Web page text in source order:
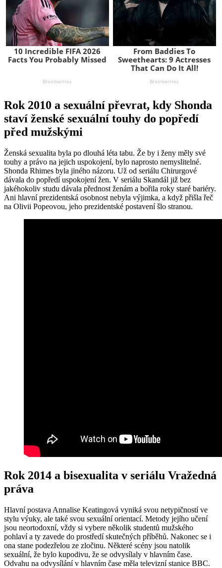
Rok 2010 a sexuální převrat, kdy Shonda
staví ženské sexuální touhy do popředí
před mužskými
Ženská sexualita byla po dlouhá léta tabu. Že by i ženy měly své
touhy a právo na jejich uspokojení, bylo naprosto nemyslitelné.
Shonda Rhimes byla jiného názoru. Už od seriálu Chirurgové
dávala do popředí uspokojení žen. V seriálu Skandál již bez
jakéhokoliv studu dávala přednost ženám a bořila roky staré bariéry.
Ani hlavní prezidentská osobnost nebyla výjimka, a když přišla řeč
na Olivii Popeovou, jeho prezidentské postavení šlo stranou.
Rok 2014 a bisexualita v seriálu Vražedná
práva
Hlavní postava Annalise Keatingová vyniká svou netypičností ve
stylu výuky, ale také svou sexuální orientací. Metody jejího učení
jsou neortodoxní, vždy si vybere několik studentů mužského
pohlaví a ty zavede do prostředí skutečných příběhů. Nakonec se i
ona stane podezřelou ze zločinu. Některé scény jsou natolik
sexuální, že bylo kupodivu, že se odvysílaly v hlavním čase.
Odvahu na odvysílání v hlavním čase měla televizní stanice BBC.